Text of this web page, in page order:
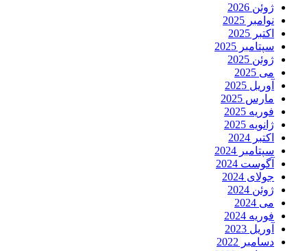
ژوئن 2026
نوامبر 2025
اکتبر 2025
سپتامبر 2025
ژوئن 2025
می 2025
آوریل 2025
مارس 2025
فوریه 2025
ژانویه 2025
اکتبر 2024
سپتامبر 2024
آگوست 2024
جولای 2024
ژوئن 2024
می 2024
فوریه 2024
آوریل 2023
دسامبر 2022